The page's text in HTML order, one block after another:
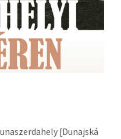
[Dunajská